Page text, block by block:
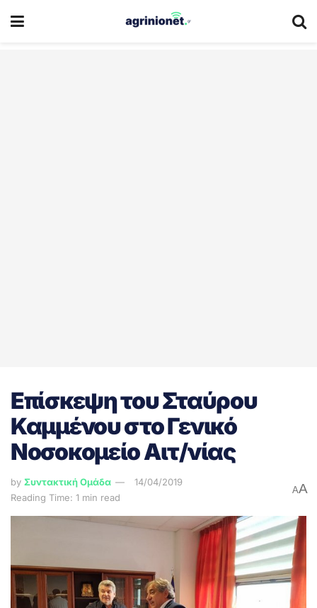
Επίσκεψη του Σταύρου
Καμμένου στο Γενικό
Νοσοκομείο Αιτ/νίας
by Συντακτική Ομάδα
14/04/2019
Reading Time: 1 min read
AA